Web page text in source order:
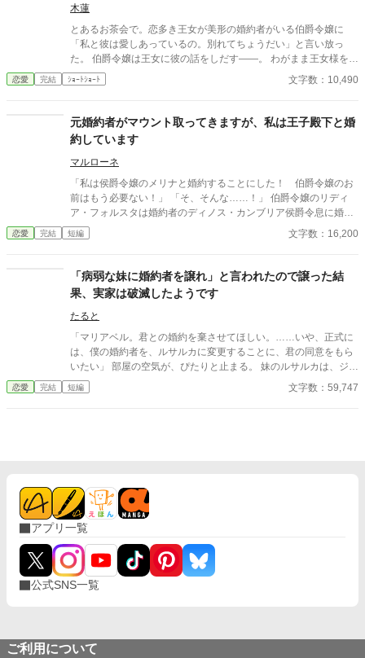
木蓮
とあるお茶会で。恋多き王女が美形の婚約者がいる伯爵令嬢に
「私と彼は愛しあっているの。別れてちょうだい」と言い放っ
た。 伯爵令嬢は王女に彼の話をしだす――。 わがまま王女様を天
然な令嬢が追い返すお話。
恋愛 完結 ｼｮｰﾄｼｮｰﾄ 文字数：10,490
元婚約者がマウント取ってきますが、私は王子殿下と婚
約しています
マルローネ
「私は侯爵令嬢のメリナと婚約することにした！ 伯爵令嬢のお
前はもう必要ない！」 「そ、そんな……！」 伯爵令嬢のリディ
ア・フォルスタは婚約者のディノス・カンブリア侯爵令息に婚約
破棄されてしまった。 リディアは突然の婚約破棄に悲しむが、そ
れを救ったのは幼馴染の王子殿下であった。 その後、ディノスと
為に接触してくるが……。
恋愛 完結 短編 文字数：16,200
「病弱な妹に婚約者を譲れ」と言われたので譲った結
果、実家は破滅したようです
たると
「マリアベル。君との婚約を棄させてほしい。……いや、正式に
は、僕の婚約者を、ルサルカに変更することに、君の同意をもら
いたい」 部屋の空気が、ぴたりと止まる。 妹のルサルカは、ジュ
リアンの肩に顔を寄せ、可憐に震えてみせた。 「お姉様、ごめん
なさい……。でも、私、ジュリアン様なしでは生きていけない
だ。お前は一歩引き、妹の門出を祝うのが筋というものだ」 （祝
う……？） 私の婚約者を奪い、私の名誉を泥に塗れさせ、その上
で、笑顔で祝福しろと言うのか。 この瞬間、マリアベルの心は決
まった。
恋愛 完結 短編 文字数：59,747
アプリ一覧
公式SNS一覧
ご利用について